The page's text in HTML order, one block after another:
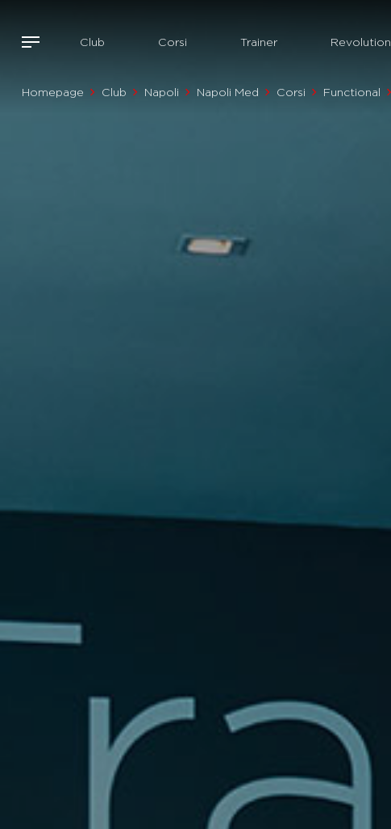
Club Corsi Trainer Revolution
Homepage Club Napoli Napoli Med Corsi Functional